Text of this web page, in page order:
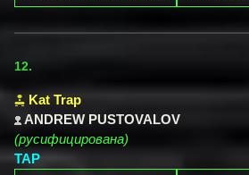
12.
Kat Trap
ANDREW PUSTOVALOV
(русифицирована)
TAP